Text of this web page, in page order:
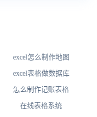
excel怎么制作地图
excel表格做数据库
怎么制作记账表格
在线表格系统